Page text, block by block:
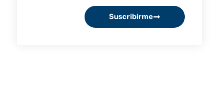
Suscribirme